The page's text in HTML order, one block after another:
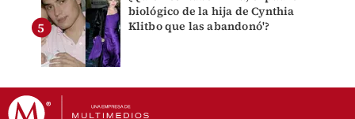
biológico de la hija de Cynthia
Klitbo que las abandonó'?